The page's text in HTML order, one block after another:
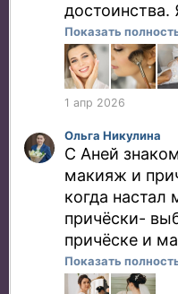
достоинства.
настоящему
Отдельно
отношение к
сборов — это
прибегаю и
на какое-то
восторге!
Показать
1 апр 2026
Ольга Никулина
С Аней
макияж и
когда
причёски-
причёске и
взгляд, они
выглядела
Показать